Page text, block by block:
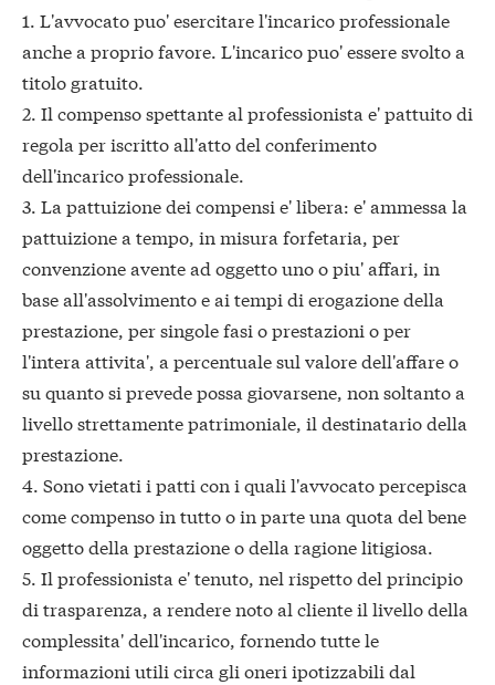
1. L'avvocato puo' esercitare l'incarico professionale
anche a proprio favore. L'incarico puo' essere svolto a
titolo gratuito.
2. Il compenso spettante al professionista e' pattuito di
regola per iscritto all'atto del conferimento
dell'incarico professionale.
3. La pattuizione dei compensi e' libera: e' ammessa la
pattuizione a tempo, in misura forfetaria, per
convenzione avente ad oggetto uno o piu' affari, in
base all'assolvimento e ai tempi di erogazione della
prestazione, per singole fasi o prestazioni o per
l'intera attivita', a percentuale sul valore dell'affare o
su quanto si prevede possa giovarsene, non soltanto a
livello strettamente patrimoniale, il destinatario della
prestazione.
4. Sono vietati i patti con i quali l'avvocato percepisca
come compenso in tutto o in parte una quota del bene
oggetto della prestazione o della ragione litigiosa.
5. Il professionista e' tenuto, nel rispetto del principio
di trasparenza, a rendere noto al cliente il livello della
complessita' dell'incarico, fornendo tutte le
informazioni utili circa gli oneri ipotizzabili dal